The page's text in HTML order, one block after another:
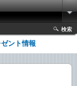
検索
ント情報